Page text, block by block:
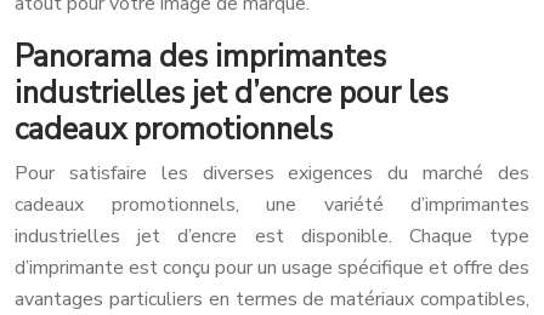
Panorama des imprimantes
industrielles jet d’encre pour les
cadeaux promotionnels
Pour satisfaire les diverses exigences du marché des
cadeaux promotionnels, une variété d’imprimantes
industrielles jet d’encre est disponible. Chaque type
d’imprimante est conçu pour un usage spécifique et offre des
avantages particuliers en termes de matériaux compatibles,